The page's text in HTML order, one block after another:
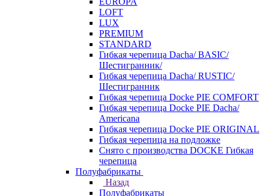
LOFT
LUX
PREMIUM
STANDARD
Гибкая черепица Dacha/ BASIC/
Шестигранник/
Гибкая черепица Dacha/ RUSTIC/
Шестигранник
Гибкая черепица Docke PIE COMFORT
Гибкая черепица Docke PIE Dacha/
Americana
Гибкая черепица Docke PIE ОRIGINАL
Гибкая черепица на подложке
Снято с производства DOCKE Гибкая
черепица
Полуфабрикаты
Назад
Полуфабрикаты